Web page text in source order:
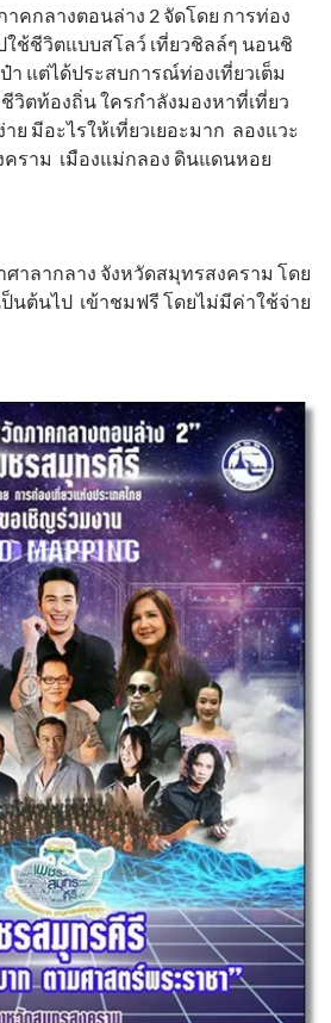
คกลางตอนล่าง 2 จัดโดย การท่อง
ใช้ชีวิตแบบสโลว์ เที่ยวชิลล์ๆ นอนชิ
า แต่ได้ประสบการณ์ท่องเที่ยวเต็ม
วิตท้องถิ่น ใครกำลังมองหาที่เที่ยว
ย มีอะไรให้เที่ยวเยอะมาก ลองแวะ
คราม เมืองแม่กลอง ดินแดนหอย
าลากลาง จังหวัดสมุทรสงคราม โดย
ป็นต้นไป เข้าชมฟรี โดยไม่มีค่าใช้จ่าย